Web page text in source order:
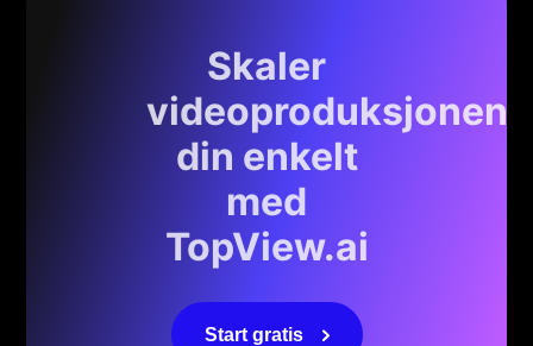
Skaler
videoproduksjonen
din enkelt
med
TopView.ai
Start gratis